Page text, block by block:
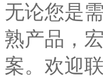
无论您是
熟产品，
案。欢迎